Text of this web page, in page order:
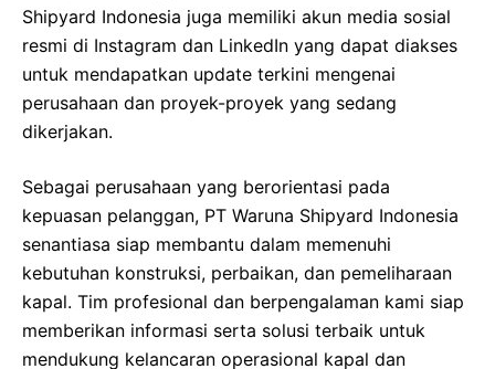
Shipyard Indonesia juga memiliki akun media sosial
resmi di Instagram dan LinkedIn yang dapat diakses
untuk mendapatkan update terkini mengenai
perusahaan dan proyek-proyek yang sedang
dikerjakan.
Sebagai perusahaan yang berorientasi pada
kepuasan pelanggan, PT Waruna Shipyard Indonesia
senantiasa siap membantu dalam memenuhi
kebutuhan konstruksi, perbaikan, dan pemeliharaan
kapal. Tim profesional dan berpengalaman kami siap
memberikan informasi serta solusi terbaik untuk
mendukung kelancaran operasional kapal dan